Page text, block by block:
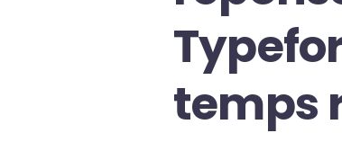
temps